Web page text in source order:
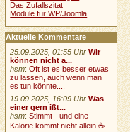
Das Zufallszitat
Module für WP/Joomla
Aktuelle Kommentare
25.09.2025, 01:55 Uhr Wir
können nicht a...
hsm:Oft ist es besser etwas
zu lassen, auch wenn man
es tun könnte....
19.09.2025, 16:09 Uhr Was
einer gern ißt...
hsm:Stimmt - und eine
Kalorie kommt nicht allein.☕